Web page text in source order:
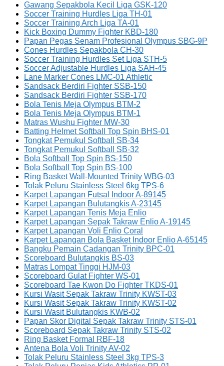
Gawang Sepakbola Kecil Liga GSK-120
Soccer Training Hurdles Liga TH-01
Soccer Training Arch Liga TA-01
Kick Boxing Dummy Fighter KBD-180
Papan Pegas Senam Profesional Olympus SBG-9P
Cones Hurdles Sepakbola CH-30
Soccer Training Hurdles Set Liga STH-5
Soccer Adjustable Hurdles Liga SAH-45
Lane Marker Cones LMC-01 Athletic
Sandsack Berdiri Fighter SSB-150
Sandsack Berdiri Fighter SSB-170
Bola Tenis Meja Olympus BTM-2
Bola Tenis Meja Olympus BTM-1
Matras Wushu Fighter MW-30
Batting Helmet Softball Top Spin BHS-01
Tongkat Pemukul Softball SB-34
Tongkat Pemukul Softball SB-32
Bola Softball Top Spin BS-150
Bola Softball Top Spin BS-100
Ring Basket Wall-Mounted Trinity WBG-03
Tolak Peluru Stainless Steel 6kg TPS-6
Karpet Lapangan Futsal Indoor A-89145
Karpet Lapangan Bulutangkis A-23145
Karpet Lapangan Tenis Meja Enlio
Karpet Lapangan Sepak Takraw Enlio A-19145
Karpet Lapangan Voli Enlio Coral
Karpet Lapangan Bola Basket Indoor Enlio A-65145
Bangku Pemain Cadangan Trinity BPC-01
Scoreboard Bulutangkis BS-03
Matras Lompat Tinggi HJM-03
Scoreboard Gulat Fighter WS-01
Scoreboard Tae Kwon Do Fighter TKDS-01
Kursi Wasit Sepak Takraw Trinity KWST-03
Kursi Wasit Sepak Takraw Trinity KWST-02
Kursi Wasit Bulutangkis KWB-02
Papan Skor Digital Sepak Takraw Trinity STS-01
Scoreboard Sepak Takraw Trinity STS-02
Ring Basket Formal RBF-18
Antena Bola Voli Trinity AV-02
Tolak Peluru Stainless Steel 3kg TPS-3